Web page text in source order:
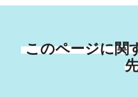
このページに関